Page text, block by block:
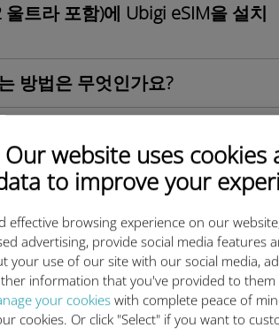
website uses cookies
to improve your
effective browsing experience on our
advertising, provide social media features
your use of our site with our social media,
information that you've provided to
your cookies with complete peace of
cookies. Or click "Select" if you want to
울트라 포함)에 Ubigi eSIM을 설치
방법은 무엇인가요?
방법은 무엇인가요?
방법은 무엇인가요?
프로필을 설치하는 방법은 무
을 설치하는 방법은?